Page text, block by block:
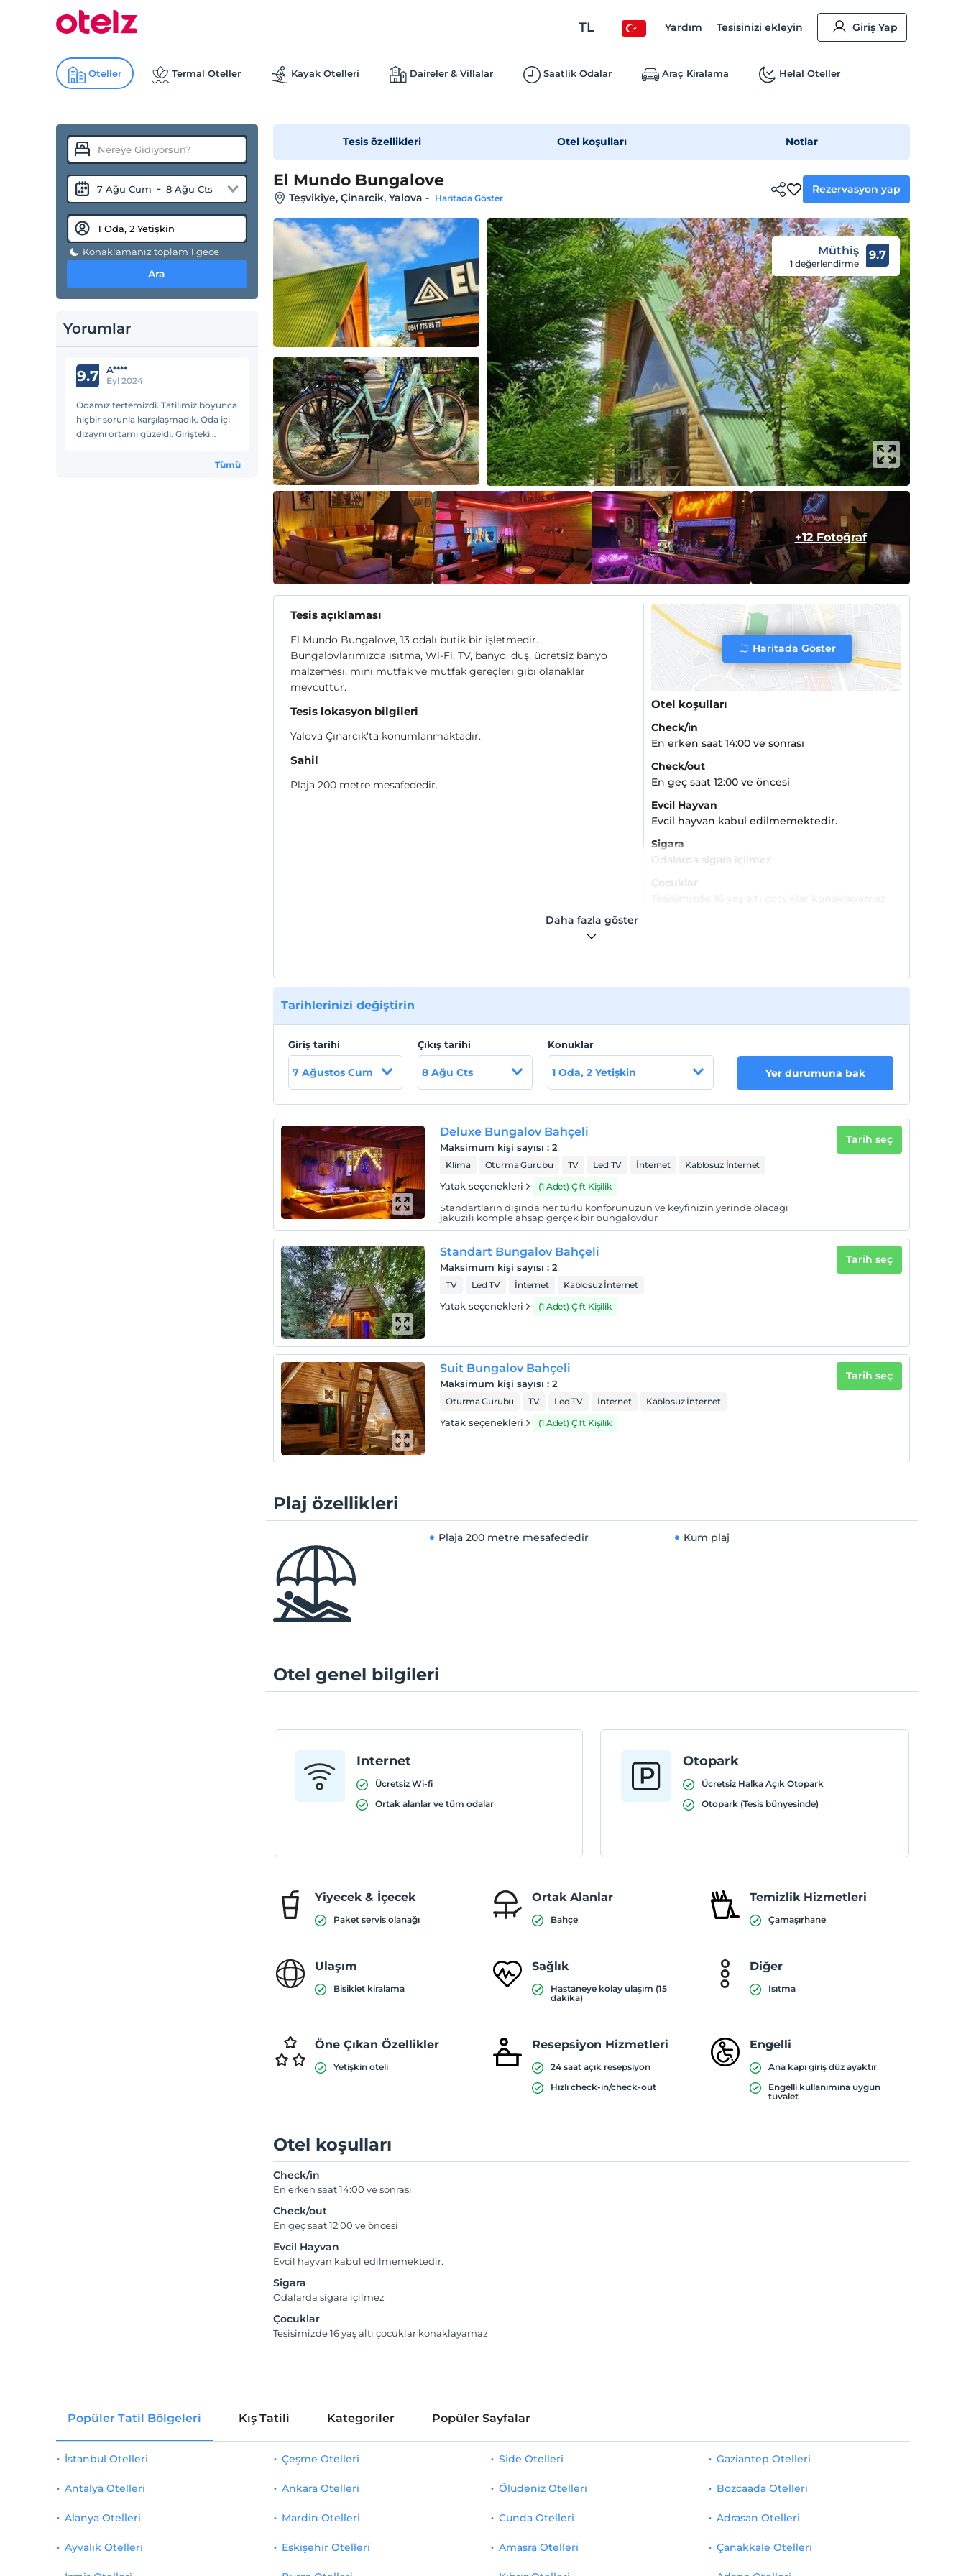
TL Yardım Tesisinizi ekleyin Giriş Yap
Oteller Termal Oteller Kayak Otelleri Daireler & Villalar Saatlik Odalar Araç Kiralama Helal Oteller
7 Ağu Cum - 8 Ağu Cts
Konaklamanız toplam 1 gece
Ara
Yorumlar
9.7 A****
Eyl 2024
Odamız tertemizdi. Tatilimiz boyunca
hiçbir sorunla karşılaşmadık. Oda içi
dizaynı ortamı güzeldi. Girişteki
şartlarda bundan daha iyi bir yerTümü
Tesis özellikleri Otel koşulları Notlar
El Mundo Bungalove
Teşvikiye, Çinarcik, Yalova - Haritada Göster
Rezervasyon yap
Müthiş
1 değerlendirme
9.7
+12 Fotoğraf
Tesis açıklaması
El Mundo Bungalove, 13 odalı butik bir işletmedir.
Bungalovlarımızda ısıtma, Wi-Fi, TV, banyo, duş, ücretsiz banyo
malzemesi, mini mutfak ve mutfak gereçleri gibi olanaklar
mevcuttur.
Tesis lokasyon bilgileri
Yalova Çınarcık'ta konumlanmaktadır.
Sahil
Plaja 200 metre mesafededir.
Haritada Göster
Otel koşulları
Check/in
En erken saat 14:00 ve sonrası
Check/out
En geç saat 12:00 ve öncesi
Evcil Hayvan
Evcil hayvan kabul edilmemektedir.
Sigara
Odalarda sigara içilmez
Çocuklar
Daha fazla göster
Tarihlerinizi değiştirin
Giriş tarihi
7 Ağustos Cum
Çıkış tarihi
8 Ağu Cts
Konuklar
1 Oda, 2 Yetişkin Yer durumuna bak
Deluxe Bungalov Bahçeli
Maksimum kişi sayısı :2
Klima Oturma Gurubu TV Led TV İnternet Kablosuz İnternet
Yatak seçenekleri (1 Adet) Çift Kişilik
Standartların dışında her türlü konforunuzun ve keyfinizin yerinde olacağı
jakuzili komple ahşap gerçek bir bungalovdur
Tarih seç
Standart Bungalov Bahçeli
Maksimum kişi sayısı :2
TV Led TV İnternet Kablosuz İnternet
Yatak seçenekleri (1 Adet) Çift Kişilik
Tarih seç
Suit Bungalov Bahçeli
Maksimum kişi sayısı :2
Oturma Gurubu TV Led TV İnternet Kablosuz İnternet
Yatak seçenekleri (1 Adet) Çift Kişilik
Tarih seç
Plaj özellikleri
Plaja 200 metre mesafededir Kum plaj
Otel genel bilgileri
Internet
Ücretsiz Wi-fi
Ortak alanlar ve tüm odalar
Otopark
Ücretsiz Halka Açık Otopark
Otopark (Tesis bünyesinde)
Yiyecek & İçecek
Paket servis olanağı
Ortak Alanlar
Bahçe
Temizlik Hizmetleri
Çamaşırhane
Ulaşım
Bisiklet kiralama
Sağlık
Hastaneye kolay ulaşım (15
dakika)
Diğer
Isıtma
Öne Çıkan Özellikler
Yetişkin oteli
Resepsiyon Hizmetleri
24 saat açık resepsiyon
Hızlı check-in/check-out
Engelli
Ana kapı giriş düz ayaktır
Engelli kullanımına uygun
tuvalet
Otel koşulları
Check/in
En erken saat 14:00 ve sonrası
Check/out
En geç saat 12:00 ve öncesi
Evcil Hayvan
Evcil hayvan kabul edilmemektedir.
Sigara
Odalarda sigara içilmez
Çocuklar
Tesisimizde 16 yaş altı çocuklar konaklayamaz
Popüler Tatil Bölgeleri Kış Tatili Kategoriler Popüler Sayfalar
İstanbul Otelleri
Antalya Otelleri
Alanya Otelleri
Ayvalık Otelleri
Çeşme Otelleri
Ankara Otelleri
Mardin Otelleri
Eskişehir Otelleri
Side Otelleri
Ölüdeniz Otelleri
Cunda Otelleri
Amasra Otelleri
Gaziantep Otelleri
Bozcaada Otelleri
Adrasan Otelleri
Çanakkale Otelleri